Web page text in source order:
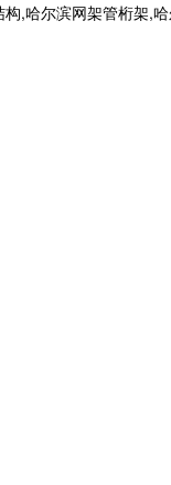
,哈尔滨网架管桁架,